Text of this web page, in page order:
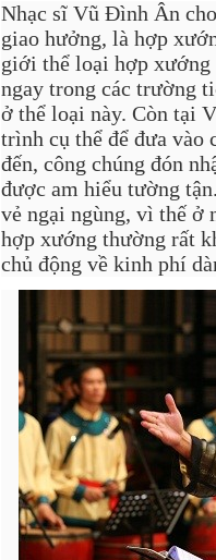
Nhạc sĩ Vũ Đình Ân
giao hưởng, là hợp
giới thể loại hợp
ngay trong các trường
ở thể loại này. Còn tại
trình cụ thể để đưa vào
đến, công chúng đón
được am hiểu tường
vẻ ngại ngùng, vì thế ở
hợp xướng thường rất
chủ động về kinh phí